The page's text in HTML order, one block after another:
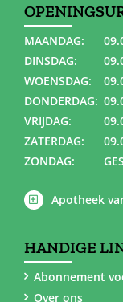
MAANDAG:
DINSDAG:
WOENSDAG:
DONDERDAG:
VRIJDAG:
ZATERDAG:
ZONDAG:
Apotheek
HANDIGE
Abonnement
Over ons